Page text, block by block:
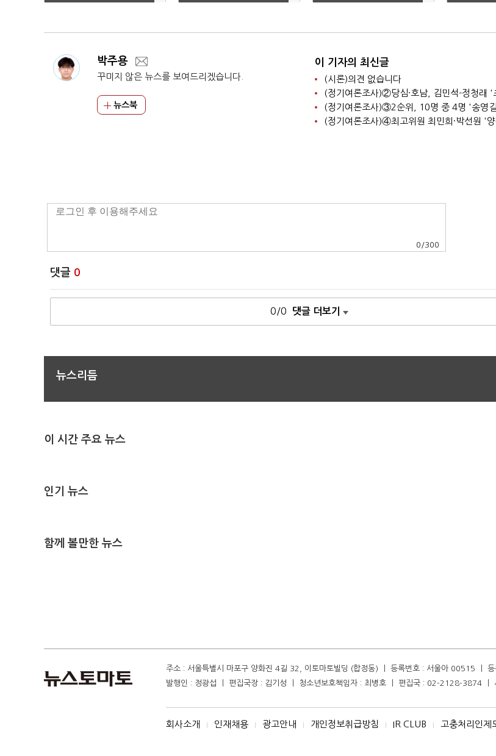
가겠다"
시 오겠다"
수도 꿈
박주용
꾸미지 않은 뉴스를 보여드리겠습니다.
뉴스북
이 기자의 최신글
(시론)의견 없습니다
(정기여론조사)②당심·호남, 김민석-정청래 '
0 /300
댓글 0
0/0 댓글 더보기
뉴스리듬
이 시간 주요 뉴스
인기 뉴스
함께 볼만한 뉴스
주소 : 서울특별시 마포구 양화진 4길 32, 이토마토빌딩 (합정동) ㅣ 등록번호 : 서울아 00515 ㅣ
발행인 : 정광섭 ㅣ 편집국장 : 김기성 ㅣ 청소년보호책임자 : 최병호 ㅣ 편집국 : 02-2128-3874
회사소개 I 인재채용 I 광고안내 I 개인정보취급방침 I IR CLUB I 고충처리인제